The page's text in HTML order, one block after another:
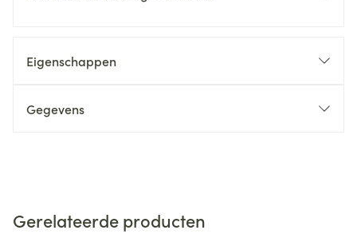
Eigenschappen
Gegevens
Gerelateerde producten